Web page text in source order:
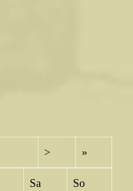
> »
Sa So